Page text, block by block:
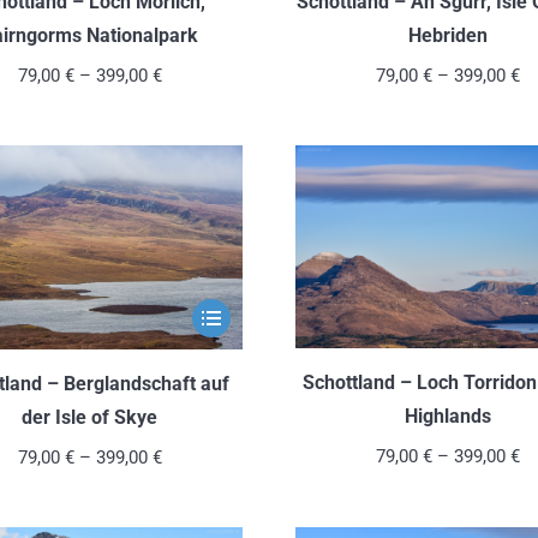
mehrere
können
auf
der
Produktseite
gewählt
Nationalpark
79,00 €– 399,00 €
Hebriden
79,00€ –399,00€
Dieses
Produkt
weist
– Berglandschaft auf
der Isle of Skye
79,00 €– 399,00 €
Schottland – Loch
Highlands
79,00€ –399,00€